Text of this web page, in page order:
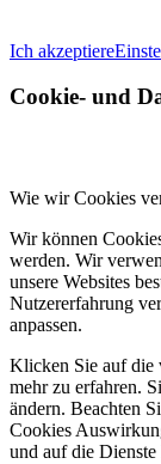
Ich akzeptiere
Cookie- und
Wie wir Cookies
Wir können
werden. Wir
unsere Websites
Nutzererfahrung
anpassen.
Klicken Sie auf die
mehr zu erfahren.
ändern. Beachten
Cookies
und auf die